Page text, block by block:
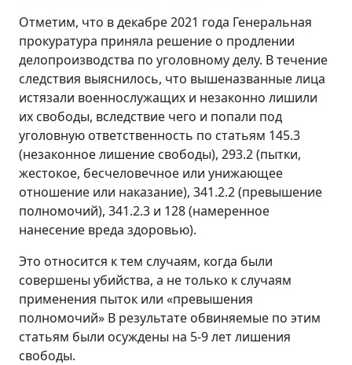
Отметим, что в декабре 2021 года Генеральная
прокуратура приняла решение о продлении
делопроизводства по уголовному делу. В течение
следствия выяснилось, что вышеназванные лица
истязали военнослужащих и незаконно лишили
их свободы, вследствие чего и попали под
уголовную ответственность по статьям 145.3
(незаконное лишение свободы), 293.2 (пытки,
жестокое, бесчеловечное или унижающее
отношение или наказание), 341.2.2 (превышение
полномочий), 341.2.3 и 128 (намеренное
нанесение вреда здоровью).
Это относится к тем случаям, когда были
совершены убийства, а не только к случаям
применения пыток или «превышения
полномочий» В результате обвиняемые по этим
статьям были осуждены на 5-9 лет лишения
свободы.